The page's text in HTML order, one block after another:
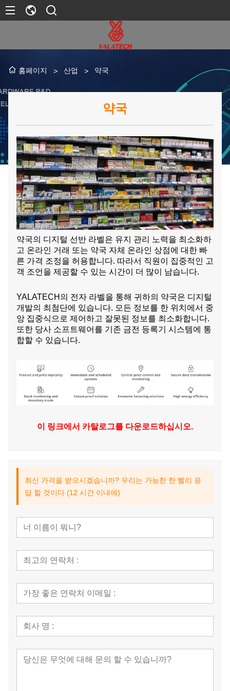
홈페이지 > 산업 > 약국
약국
약국의 디지털 선반 라벨은 유지 관리 노력을 최소화하
고 온라인 거래 또는 약국 자체 온라인 상점에 대한 빠
른 가격 조정을 허용합니다. 따라서 직원이 집중적인 고
객 조언을 제공할 수 있는 시간이 더 많이 남습니다.
YALATECH의 전자 라벨을 통해 귀하의 약국은 디지털
개발의 최첨단에 있습니다. 모든 정보를 한 위치에서 중
앙 집중식으로 제어하고 잘못된 정보를 최소화합니다.
또한 당사 소프트웨어를 기존 금전 등록기 시스템에 통
합할 수 있습니다.
이 링크에서 카탈로그를 다운로드하십시오.
최신 가격을 받으시겠습니까? 우리는 가능한 한 빨리 응
답 할 것이다 (12 시간 이내에)